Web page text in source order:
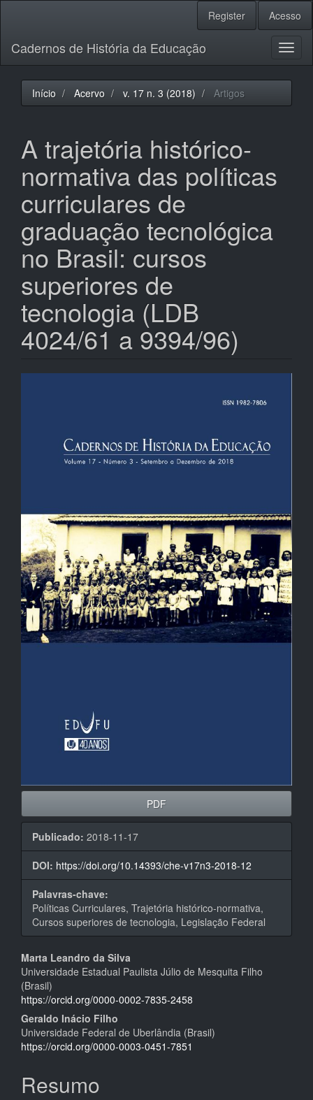
principal
Barra
Lateral
Register Acesso
Cadernos de História da Educação
Início Acervo v. 17 n. 3 (2018) Artigos
A trajetória histórico-
normativa das políticas
curriculares de
graduação tecnológica
no Brasil: cursos
superiores de
tecnologia (LDB
4024/61 a 9394/96)
artigos
PDF
Publicado: 2018-11-17
DOI: https://doi.org/10.14393/che-v17n3-2018-12
Palavras-chave:
Políticas Curriculares, Trajetória histórico-normativa,
Cursos superiores de tecnologia, Legislação Federal
Conteúdo
do
artigo
principal
Marta Leandro da Silva
Universidade Estadual Paulista Júlio de Mesquita Filho
(Brasil)
https://orcid.org/0000-0002-7835-2458
Geraldo Inácio Filho
Universidade Federal de Uberlândia (Brasil)
https://orcid.org/0000-0003-0451-7851
Resumo